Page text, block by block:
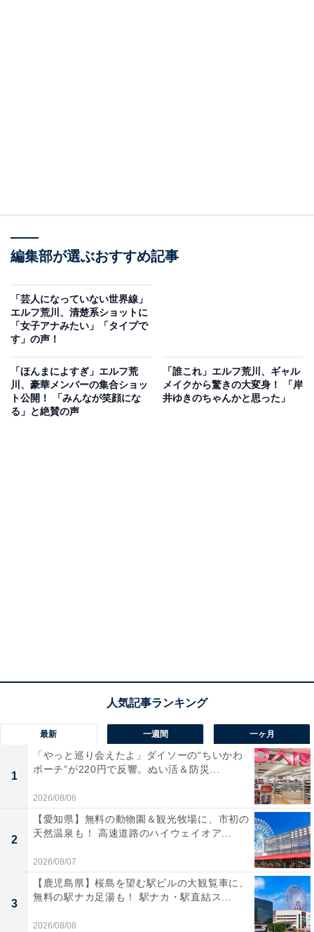
編集部が選ぶおすすめ記事
「芸人になっていない世界線」
エルフ荒川、清楚系ショットに
「女子アナみたい」「タイプで
す」の声！
「ほんまによすぎ」エルフ荒
川、豪華メンバーの集合ショッ
ト公開！ 「みんなが笑顔にな
る」と絶賛の声
「誰これ」エルフ荒川、ギャル
メイクから驚きの大変身！ 「岸
井ゆきのちゃんかと思った」
最新 一週間 一ヶ月
1
「やっと巡り会えたよ」ダイソーの“ちいかわ
ポーチ”が220円で反響。ぬい活＆防災...
2026/08/06
2
【愛知県】無料の動物園＆観光牧場に、市初の
天然温泉も！ 高速道路のハイウェイオア...
2026/08/07
3
【鹿児島県】桜島を望む駅ビルの大観覧車に、
無料の駅ナカ足湯も！ 駅ナカ・駅直結ス...
2026/08/08